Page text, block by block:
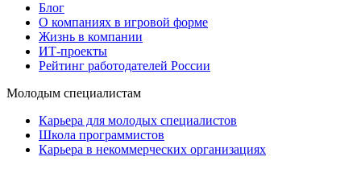
Блог
О компаниях в игровой форме
Жизнь в компании
ИТ-проекты
Рейтинг работодателей России
Молодым специалистам
Карьера для молодых специалистов
Школа программистов
Карьера в некоммерческих организациях